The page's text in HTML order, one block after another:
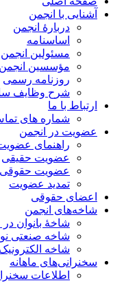
آشنایی با انجمن
دربارۀ انجمن
اساسنامه
مسئولین انجمن
مؤسسین انجمن
روزنامه رسمی
شرح وظایف
ارتباط با ما
شماره های
عضویت در انجمن
راهنمای عضویت
عضویت حقیقی
عضویت حقوقی
تمدید عضویت
اعضای حقوقی
شاخه‌های انجمن
شاخۀ بانوان در
شاخه صنعتی نور
شاخه‌ الکترونیک
سخنرانی‌های ماهانه
اطلاعات